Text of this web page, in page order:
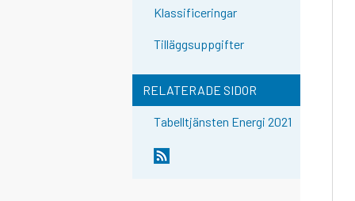
Klassificeringar
Tilläggsuppgifter
RELATERADE SIDOR
Tabelltjänsten Energi 2021